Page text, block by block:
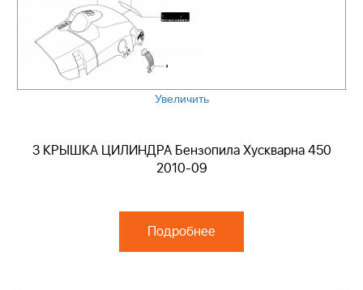
Увеличить
3 КРЫШКА ЦИЛИНДРА Бензопила Хускварна 450
2010-09
Подробнее